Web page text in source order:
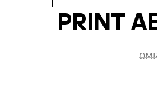
PRINT
Price to